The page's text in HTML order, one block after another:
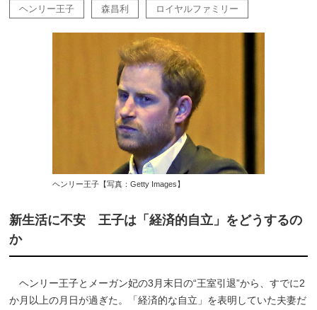
ヘンリー王子 森昌利 ロイヤルファミリー
ヘンリー王子【写真：Getty Images】
新生活に不安 王子は「経済的自立」をどうするの
か
ヘンリー王子とメーガン妃の3月末日の“王室引退”から、すでに2
か月以上の月日が過ぎた。「経済的な自立」を表明していた夫妻だ